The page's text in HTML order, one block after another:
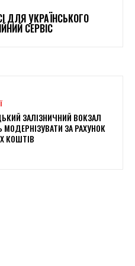
ДЛЯ УКРАЇНСЬКОГО
СЕРВІС
ЗАЛІЗНИЧНИЙ ВОКЗАЛ
ЗА РАХУНОК
КОШТІВ